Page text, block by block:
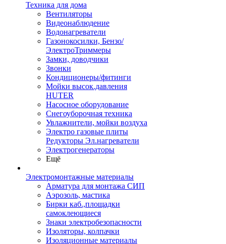
Техника для дома
Вентиляторы
Видеонаблюдение
Водонагреватели
Газонокосилки, Бензо/
ЭлектроТриммеры
Замки, доводчики
Звонки
Кондиционеры/фитинги
Мойки высок.давления
HUTER
Насосное оборудование
Снегоуборочная техника
Увлажнители, мойки воздуха
Электро газовые плиты
Редукторы Эл.нагреватели
Электрогенераторы
Ещё
Электромонтажные материалы
Арматура для монтажа СИП
Аэрозоль, мастика
Бирки каб.,площадки
самоклеющиеся
Знаки электробезопасности
Изоляторы, колпачки
Изоляционные материалы